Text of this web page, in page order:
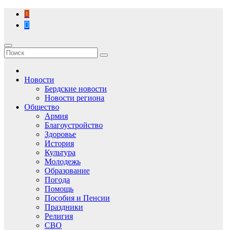
Перейти
содержимому
Новости
Бердские новости
Новости региона
Общество
Армия
Благоустройство
Здоровье
История
Культура
Молодежь
Образование
Погода
Помощь
Пособия и Пенсии
Праздники
Религия
СВО